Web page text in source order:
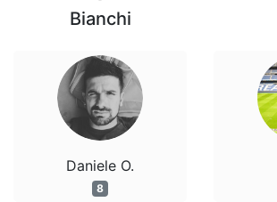
Bianchi
Daniele O.
8